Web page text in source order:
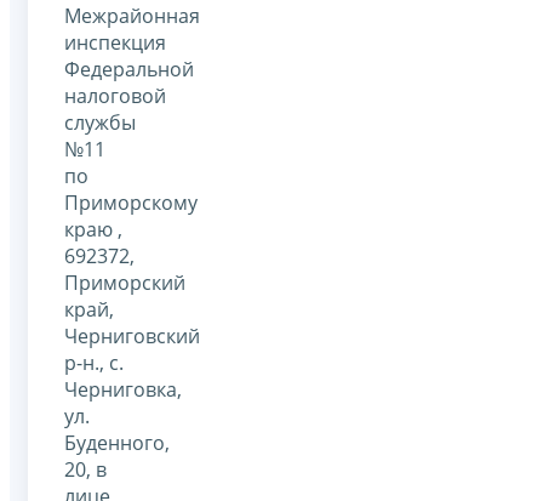
Межрайонная
инспекция
Федеральной
налоговой
службы
№11
по
Приморскому
краю ,
692372,
Приморский
край,
Черниговский
р-н., с.
Черниговка,
ул.
Буденного,
20, в